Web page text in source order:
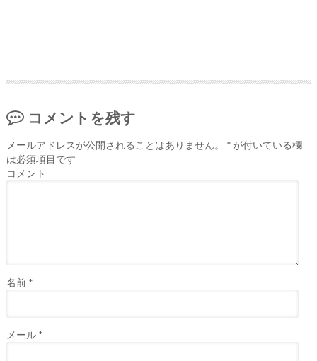
コメントを残す
メールアドレスが公開されることはありません。 *が付いている欄
は必須項目です
コメント
名前 *
メール *